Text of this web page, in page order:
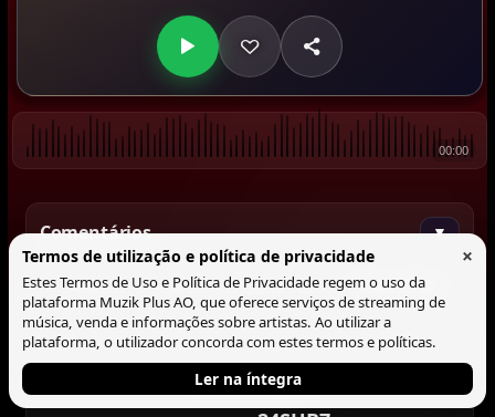
00:00
Comentários ▼
Comentar
Tocando agora
Termos de utilização e política de privacidade ×
Estes Termos de Uso e Política de Privacidade regem o uso da
plataforma Muzik Plus AO, que oferece serviços de streaming de
música, venda e informações sobre artistas. Ao utilizar a
plataforma, o utilizador concorda com estes termos e políticas.
Ler na íntegra